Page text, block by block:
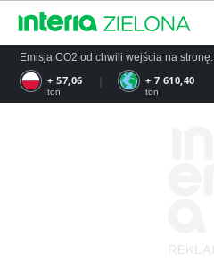
Emisja CO2 od chwili wejścia na stronę:
+ 57,06
ton
+ 7 610,40
ton